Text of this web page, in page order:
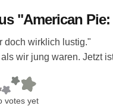
"American
doch wirklich lustig."
wir jung waren. Jetzt
votes yet